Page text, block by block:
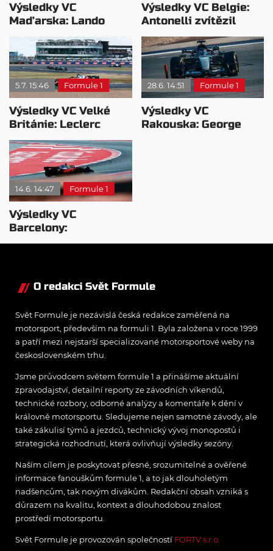
Výsledky VC
Maďarska: Lando
Norris si podmanil
Hungaroring!
Výsledky VC Belgie:
Antonelli zvítězil
těsně před Leclercem,
Russell bez bodů
5.7. 15:46 Formule 1
Výsledky VC Velké
Británie: Leclerc
zvítězil! Antonelli měl
technický problém
28.6. 14:51 Formule 1
Výsledky VC
Rakouska: George
14.6. 14:47 Formule 1
Výsledky VC
Barcelony:
Hamiltonova první
O redakci Svět Formule
Svět Formule je nezávislá česká redakce zaměřená na
motorsport, především na formuli 1. Byla založena v roce 1999
a patří mezi nejstarší specializované motorsportové weby na
československém trhu.
Jsme průvodcem světem formule 1 a přinášíme aktuální
zpravodajství, detailní reporty ze závodních víkendů,
technické rozbory, odborné analýzy a komentáře k dění v
královně motorsportu. Sledujeme nejen samotné závody, ale
také zákulisí týmů a jezdců, technický vývoj monopostů i
strategická rozhodnutí, která ovlivňují výsledky sezóny.
Naším cílem je poskytovat přesné, srozumitelné a ověřené
informace fanouškům formule 1, a to jak dlouholetým
nadšencům, tak novým divákům. Redakční obsah vzniká s
důrazem na kvalitu, kontext a dlouhodobou znalost
prostředí motorsportu.
Svět Formule je provozován společností FORTV s.r.o.